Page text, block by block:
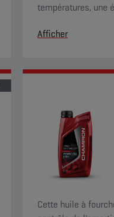
températures, une
propriétés
Afficher
Cette huile à